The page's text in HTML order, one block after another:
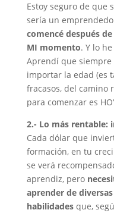
Estoy seguro de que
sería un
comencé después
MI momento. Y lo
Aprendí que siempre
importar la edad (es
fracasos, del camino
para comenzar es
2.- Lo más rentable:
Cada dólar que
formación, en tu
se verá
aprendiz, pero
aprender de
habilidadesque,